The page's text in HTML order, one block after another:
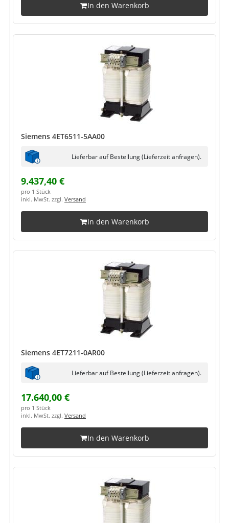
In den Warenkorb
Siemens 4ET6511-5AA00
Lieferbar auf Bestellung (Lieferzeit anfragen).
9.437,40 €
pro 1 Stück
inkl. MwSt. zzgl. Versand
In den Warenkorb
Siemens 4ET7211-0AR00
Lieferbar auf Bestellung (Lieferzeit anfragen).
17.640,00 €
pro 1 Stück
inkl. MwSt. zzgl. Versand
In den Warenkorb